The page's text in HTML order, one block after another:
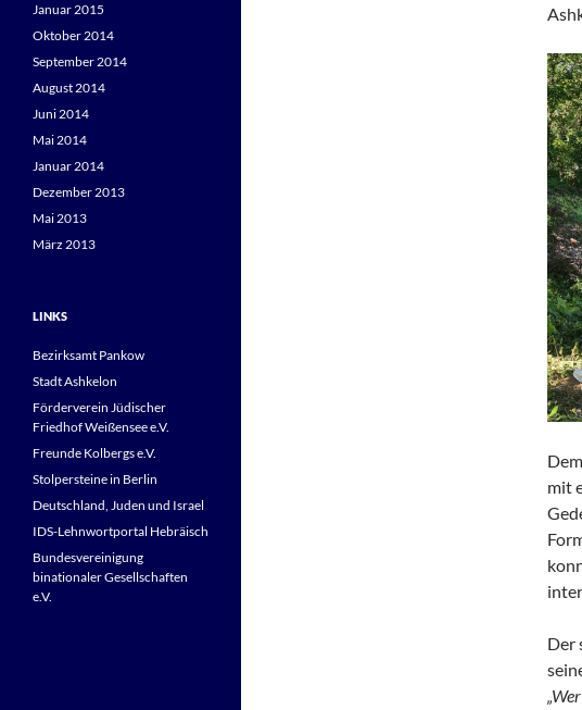
mit
Der
Januar 2015
Oktober 2014
September 2014
August 2014
Juni 2014
Mai 2014
Januar 2014
Dezember 2013
Mai 2013
März 2013
LINKS
Bezirksamt Pankow
Stadt Ashkelon
Förderverein Jüdischer
Friedhof Weißensee e.V.
Freunde Kolbergs e.V.
Stolpersteine in Berlin
Deutschland, Juden und Israel
IDS-Lehnwortportal Hebräisch
Bundesvereinigung
binationaler Gesellschaften
e.V.